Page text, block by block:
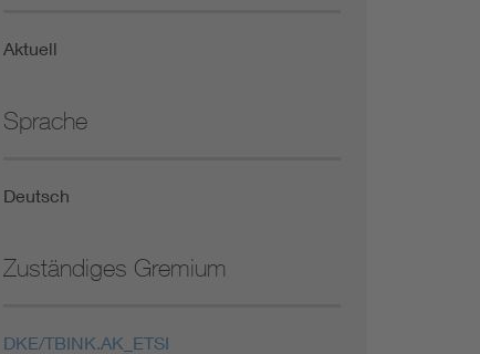
Aktuell
Sprache
Deutsch
Zuständiges Gremium
DKE/TBINK.AK_ETSI